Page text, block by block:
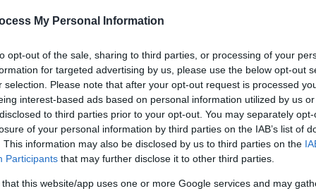
My Personal Information
opt-out of the sale, sharing to third parties, or processing of your
for targeted advertising by us, please use the below opt-out
selection. Please note that after your opt-out request is processed
interest-based ads based on personal information utilized by us
to third parties prior to your opt-out. You may separately
of your personal information by third parties on the IAB’s list of
This information may also be disclosed by us to third parties on the
Participants that may further disclose it to other third parties.
that this website/app uses one or more Google services and may
Ποια επιδόματα καταβάλλονται
συνέβη στο Μάτι θααναβιώσειενώπιον
, το οποίο τέσσερα χρόνια μετά, καλείται
τότε υπηρεσιών και φορέων, για
έγιναν και όσα δεν έγιναν πριν, κατά τη
πίσω της102 νεκρούς, δεκάδες